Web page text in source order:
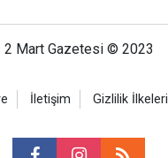
2 Mart Gazetesi © 2023
İletişim Gizlilik İlkeleri